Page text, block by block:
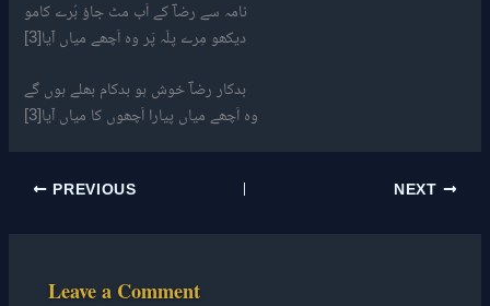
نامہ سے رضاؔ کے اَب مٹ جاؤ بُرے کامو
دیکھو مِرے پلّہ پَر وہ اَچھے میاں آیا[3]
بدکار رضاؔ خوش ہو بدکام بھلے ہوں گے
وہ اَچھے میاں پیارا اَچھوں کا میاں آیا[3]
PREVIOUS NEXT
Leave a Comment